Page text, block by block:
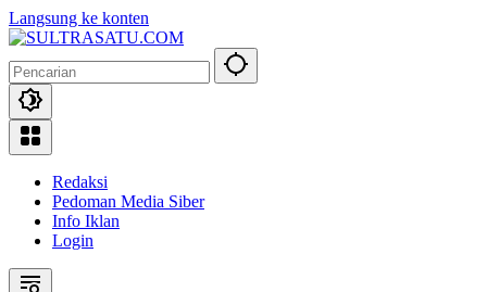
Langsung ke konten
Redaksi
Pedoman Media Siber
Info Iklan
Login